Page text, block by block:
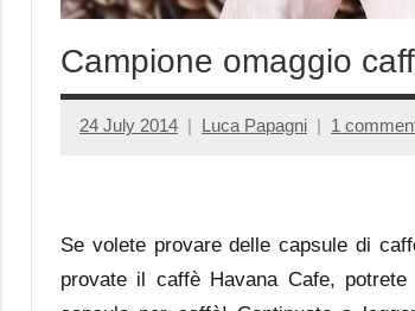
Campione omaggio
24 July 2014 Luca Papagni 1
Se volete provare delle capsule di
provate il caffè Havana Cafe,